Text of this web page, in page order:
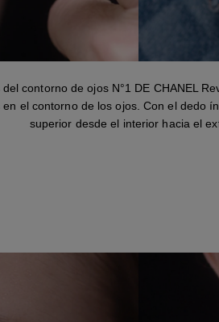
contorno de ojos N°1 DE CHANEL
el contorno de los ojos. Con el dedo
superior desde el interior hacia el